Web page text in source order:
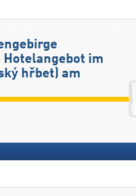
im
hřbet) am